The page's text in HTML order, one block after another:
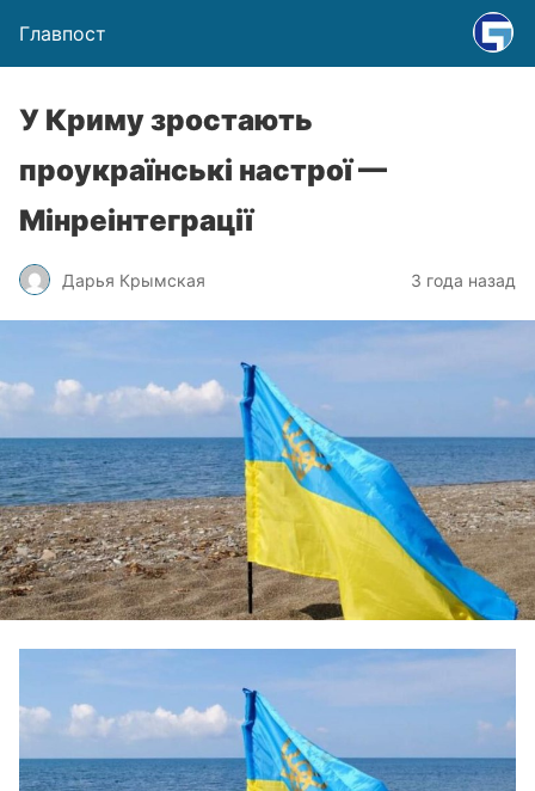
Главпост
У Криму зростають
проукраїнські настрої —
Мінреінтеграції
Дарья Крымская 3 года назад